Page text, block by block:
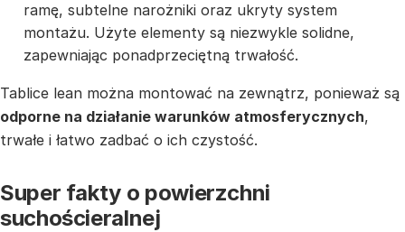
ramę, subtelne narożniki oraz ukryty system
montażu. Użyte elementy są niezwykle solidne,
zapewniając ponadprzeciętną trwałość.
Tablice lean można montować na zewnątrz, ponieważ są
odporne na działanie warunków atmosferycznych,
trwałe i łatwo zadbać o ich czystość.
Super fakty o powierzchni
suchościeralnej